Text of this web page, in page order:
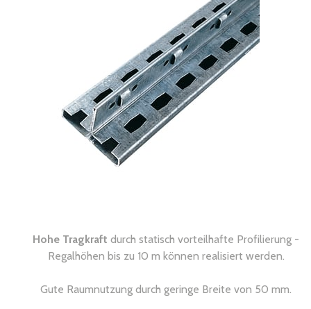
Hohe Tragkraft durch statisch vorteilhafte Profilierung -
Regalhöhen bis zu 10 m können realisiert werden.
Gute Raumnutzung durch geringe Breite von 50 mm.